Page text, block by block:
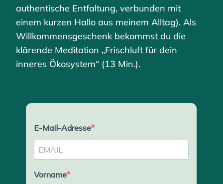
authentische Entfaltung, verbunden mit
einem kurzen Hallo aus meinem Alltag). Als
Willkommensgeschenk bekommst du die
klärende Meditation „Frischluft für dein
inneres Ökosystem“ (13 Min.).